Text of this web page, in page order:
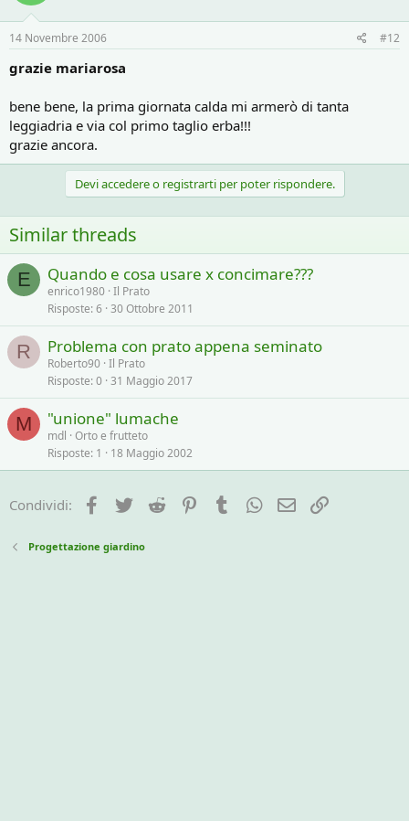
14 Novembre 2006 #12
grazie mariarosa
bene bene, la prima giornata calda mi armerò di tanta
leggiadria e via col primo taglio erba!!!
grazie ancora.
Devi accedere o registrarti per poter rispondere.
Similar threads
E Quando e cosa usare x concimare???
enrico1980 Il Prato
Risposte 6 30 Ottobre 2011
R Problema con prato appena seminato
Roberto90 Il Prato
Risposte 0 31 Maggio 2017
M "unione" lumache
mdl Orto e frutteto
Risposte 1 18 Maggio 2002
Condividi: Facebook
Twitter Reddit PinterestTumblrWhatsApp
e-mail
Progettazione giardino